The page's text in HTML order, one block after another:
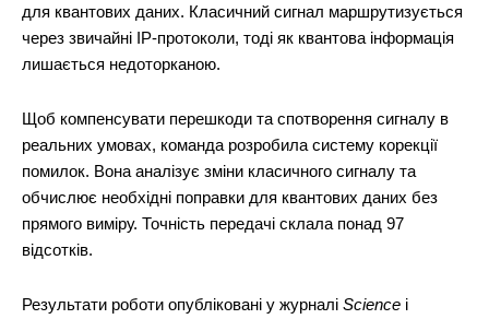
для квантових даних. Класичний сигнал маршрутизується
через звичайні IP-протоколи, тоді як квантова інформація
лишається недоторканою.
Щоб компенсувати перешкоди та спотворення сигналу в
реальних умовах, команда розробила систему корекції
помилок. Вона аналізує зміни класичного сигналу та
обчислює необхідні поправки для квантових даних без
прямого виміру. Точність передачі склала понад 97
відсотків.
Результати роботи опубліковані у журналі Science і